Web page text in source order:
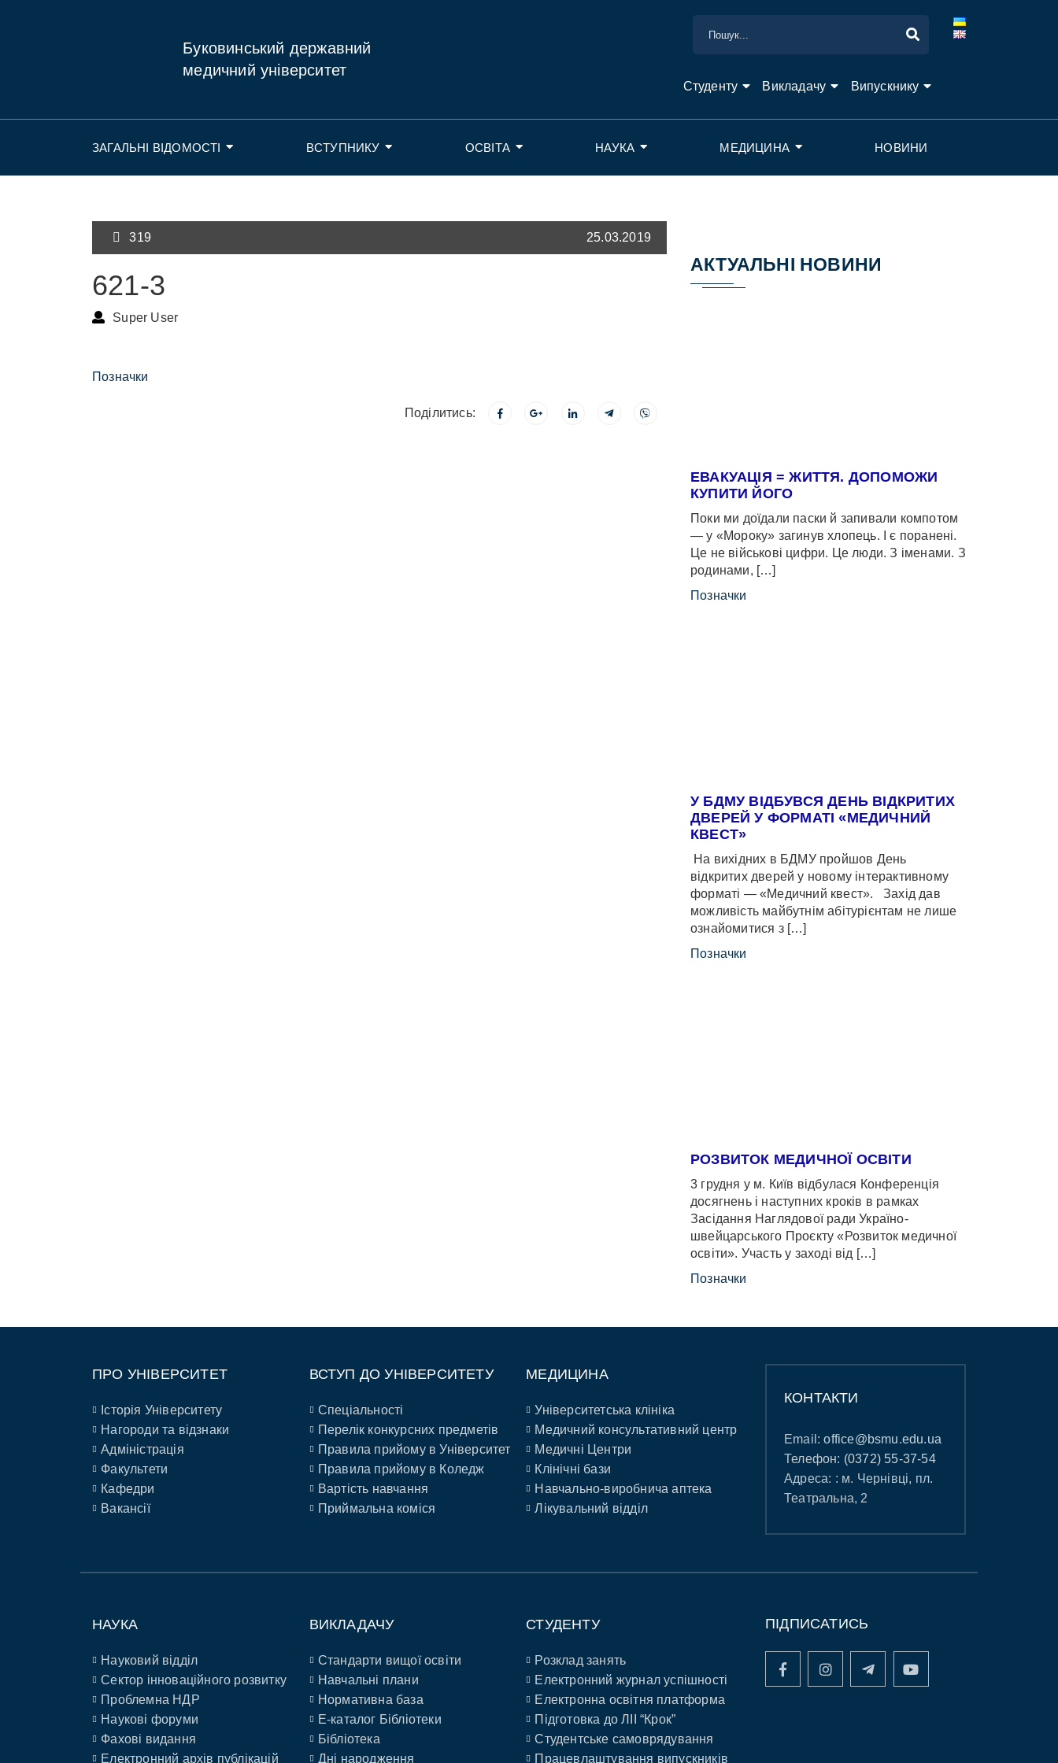
Буковинський державний
медичний університет
Студенту Викладачу Випускнику
ЗАГАЛЬНІ ВІДОМОСТІ ВСТУПНИКУ ОСВІТА НАУКА МЕДИЦИНА НОВИНИ
319 25.03.2019
621-3
Super User
Позначки
Поділитись:
АКТУАЛЬНІ НОВИНИ
ЕВАКУАЦІЯ = ЖИТТЯ. ДОПОМОЖИ
КУПИТИ ЙОГО
Поки ми доїдали паски й запивали компотом
— у «Мороку» загинув хлопець. І є поранені.
Це не військові цифри. Це люди. З іменами. З
родинами, […]
Позначки
У БДМУ ВІДБУВСЯ ДЕНЬ ВІДКРИТИХ
ДВЕРЕЙ У ФОРМАТІ «МЕДИЧНИЙ
КВЕСТ»
На вихідних в БДМУ пройшов День
відкритих дверей у новому інтерактивному
форматі — «Медичний квест». Захід дав
можливість майбутнім абітурієнтам не лише
ознайомитися з […]
Позначки
РОЗВИТОК МЕДИЧНОЇ ОСВІТИ
3 грудня у м. Київ відбулася Конференція
досягнень і наступних кроків в рамках
Засідання Наглядової ради Україно-
швейцарського Проєкту «Розвиток медичної
освіти». Участь у заході від […]
Позначки
ПРО УНІВЕРСИТЕТ
Історія Університету
Нагороди та відзнаки
Адміністрація
Факультети
Кафедри
Вакансії
ВСТУП ДО УНІВЕРСИТЕТУ
Спеціальності
Перелік конкурсних предметів
Правила прийому в Університет
Правила прийому в Коледж
Вартість навчання
Приймальна коміся
МЕДИЦИНА
Університетська клініка
Медичний консультативний центр
Медичні Центри
Клінічні бази
Навчально-виробнича аптека
Лікувальний відділ
КОНТАКТИ
Email:office@bsmu.edu.ua
Телефон: (0372) 55-37-54
Адреса: : м. Чернівці, пл.
Театральна, 2
НАУКА
Науковий відділ
Сектор інноваційного розвитку
Проблемна НДР
Наукові форуми
Фахові видання
Електронний архів публікацій
ВИКЛАДАЧУ
Стандарти вищої освіти
Навчальні плани
Нормативна база
E-каталог Бібліотеки
Бібліотека
Дні народження
СТУДЕНТУ
Розклад занять
Електронний журнал успішності
Електронна освітня платформа
Підготовка до ЛІІ “Крок”
Студентське самоврядування
Працевлаштування випускників
ПІДПИСАТИСЬ